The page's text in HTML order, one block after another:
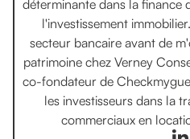
déterminante dans la finance
l'investissement
secteur bancaire avant de
patrimoine chez Verney
co-fondateur de
les investisseurs dans la
commerciaux en